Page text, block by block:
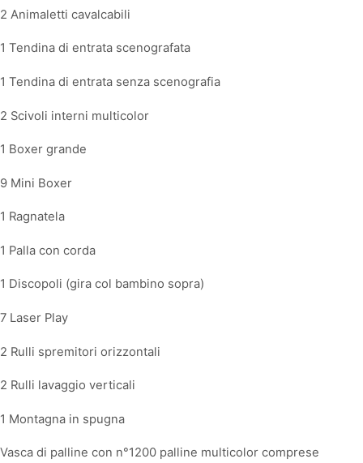
2 Animaletti cavalcabili
1 Tendina di entrata scenografata
1 Tendina di entrata senza scenografia
2 Scivoli interni multicolor
1 Boxer grande
9 Mini Boxer
1 Ragnatela
1 Palla con corda
1 Discopoli (gira col bambino sopra)
7 Laser Play
2 Rulli spremitori orizzontali
2 Rulli lavaggio verticali
1 Montagna in spugna
Vasca di palline con n°1200 palline multicolor comprese